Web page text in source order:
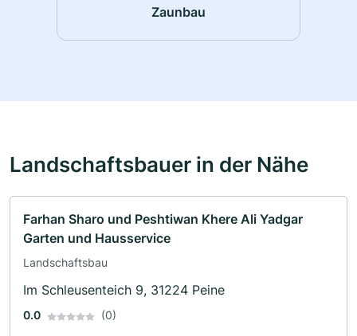
Zaunbau
Landschaftsbauer in der Nähe
Farhan Sharo und Peshtiwan Khere Ali Yadgar
Garten und Hausservice
Landschaftsbau
Im Schleusenteich 9, 31224 Peine
0.0 (0)